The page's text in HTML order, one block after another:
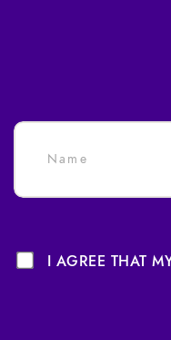
I AGREE THAT